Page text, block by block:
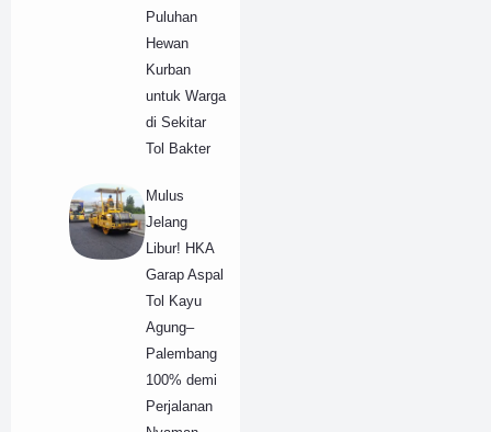
Puluhan
Hewan
Kurban
untuk Warga
di Sekitar
Tol Bakter
Mulus
Jelang
Libur! HKA
Garap Aspal
Tol Kayu
Agung–
Palembang
100% demi
Perjalanan